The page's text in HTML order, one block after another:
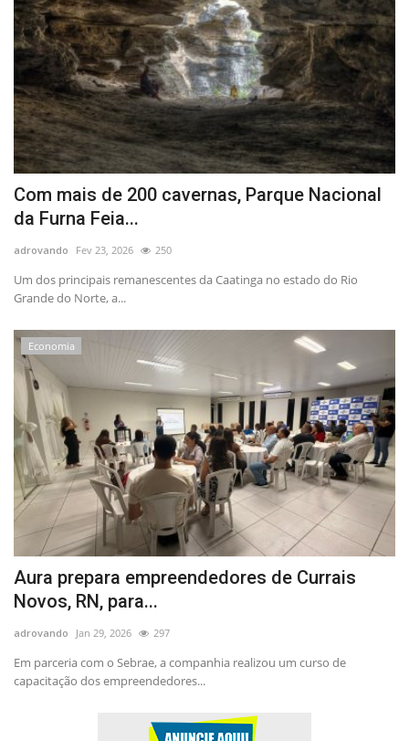
Com mais de 200 cavernas, Parque Nacional
da Furna Feia...
adrovando Fev 23, 2026 250
Um dos principais remanescentes da Caatinga no estado do Rio
Grande do Norte, a...
Economia
Aura prepara empreendedores de Currais
Novos, RN, para...
adrovando Jan 29, 2026 297
Em parceria com o Sebrae, a companhia realizou um curso de
capacitação dos empreendedores...